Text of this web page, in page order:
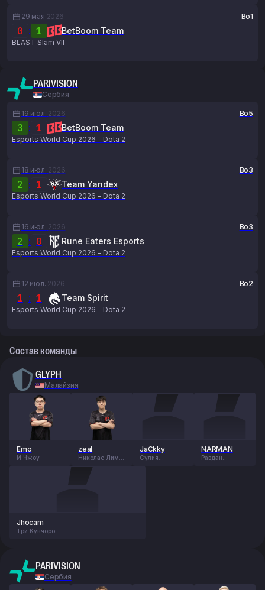
29 мая 2026 Bo1
0 : 1 BetBoom Team
BLAST Slam VII
PARIVISION
Сербия
19 июл. 2026 Bo5
3 : 1 BetBoom Team
Esports World Cup 2026 - Dota 2
18 июл. 2026 Bo3
2 : 1 Team Yandex
Esports World Cup 2026 - Dota 2
16 июл. 2026 Bo3
2 : 0 Rune Eaters Esports
Esports World Cup 2026 - Dota 2
12 июл. 2026 Bo2
1 : 1 Team Spirit
Esports World Cup 2026 - Dota 2
Состав команды
GLYPH
Малайзия
Emo
И Чжоу
zeal
Николас Лим
JaCkky
Сулия
NARMAN
Равдан
Jhocam
Три Кунчоро
PARIVISION
Сербия